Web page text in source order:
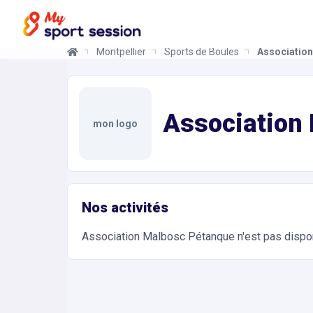
Montpellier Sports de Boules
mon logo Association
Nos activités
Association Malbosc Pétanque n'est pas